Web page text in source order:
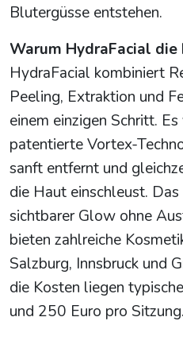
Blutergüsse entstehen.
Warum HydraFacial
HydraFacial kombiniert
Peeling, Extraktion und
einem einzigen Schritt.
patentierte Vortex-
sanft entfernt und
die Haut einschleust.
sichtbarer Glow ohne
bieten zahlreiche
Salzburg, Innsbruck und
die Kosten liegen
und 250 Euro pro Sitzung.